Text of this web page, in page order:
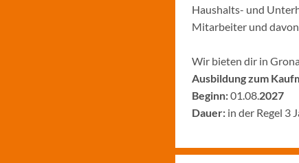
Haushalts- und
Mitarbeiter und
Wir bieten dir in
Ausbildung zum
Beginn:01.08.2027
Dauer: in der Regel 3